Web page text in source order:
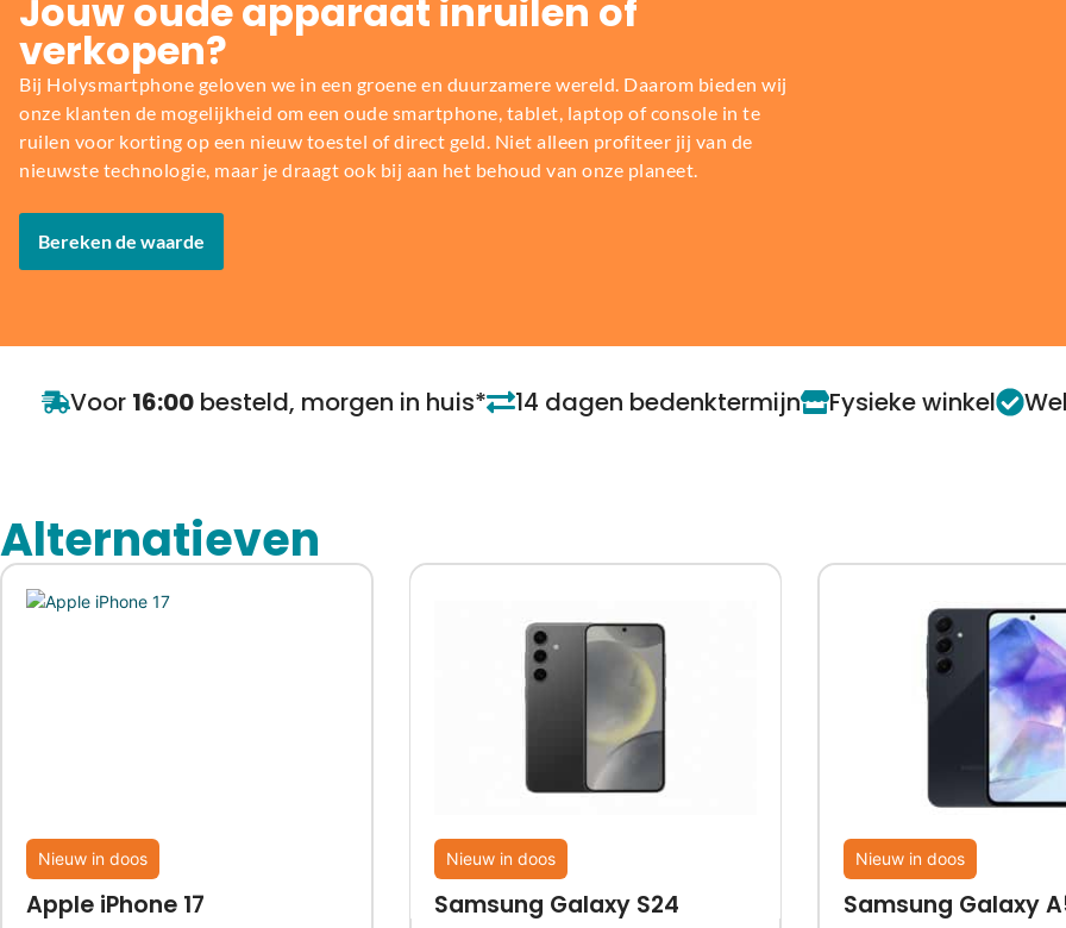
Jouw oude apparaat inruilen of
verkopen?
Bij Holysmartphone geloven we in een groene en duurzamere wereld. Daarom bieden wij
onze klanten de mogelijkheid om een oude smartphone, tablet, laptop of console in te
ruilen voor korting op een nieuw toestel of direct geld. Niet alleen profiteer jij van de
nieuwste technologie, maar je draagt ook bij aan het behoud van onze planeet.
Bereken de waarde
Voor 16:00 besteld, morgen in huis* 14 dagen bedenktermijn Fysieke winkel
Alternatieven
Nieuw in doos
Apple iPhone 17
Nieuw in doos
Samsung Galaxy S24
Nieuw in doos
Samsung Galaxy